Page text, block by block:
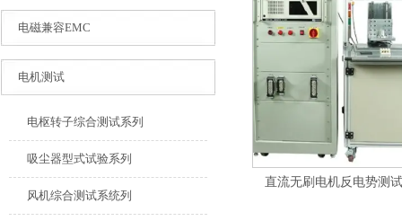
电磁兼容EMC
电机测试
电枢转子综合测试系列
吸尘器型式试验系列
风机综合测试系统列
直流无刷电机反电势测